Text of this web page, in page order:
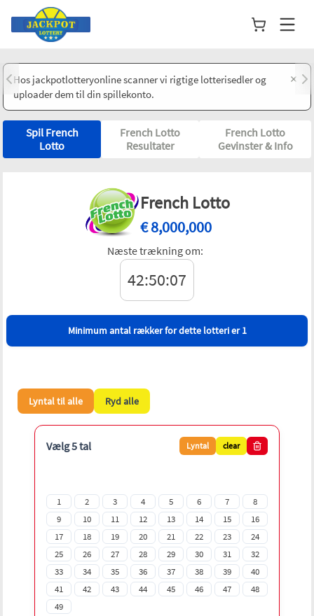
Hos jackpotlotteryonline scanner vi rigtige lotterisedler og
uploader dem til din spillekonto.
×
Spil French
Lotto
French Lotto
Resultater
French Lotto
Gevinster & Info
French Lotto
€8,000,000
Næste trækning om:
42:50:07
Minimum antal rækker for dette lotteri er 1
Lyntal til alle Ryd alle
Vælg 5 tal Lyntal clear
1 2 3 4 5 6 7
8
9
10 11 12 13 14 15
16
17
18 19 20 21 22 23
24
25
26 27 28 29 30 31
32
33
34 35 36 37 38 39
40
41
42 43 44 45 46 47
48
49